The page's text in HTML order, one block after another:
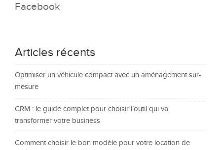
Facebook
Articles récents
Optimiser un véhicule compact avec un aménagement sur-
mesure
CRM : le guide complet pour choisir l’outil qui va
transformer votre business
Comment choisir le bon modèle pour votre location de